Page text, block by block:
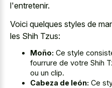
l'entretenir.
Voici quelques styles de
les Shih Tzus:
Moño: Ce style
fourrure de votre Shih
ou un clip.
Cabeza de león: Ce